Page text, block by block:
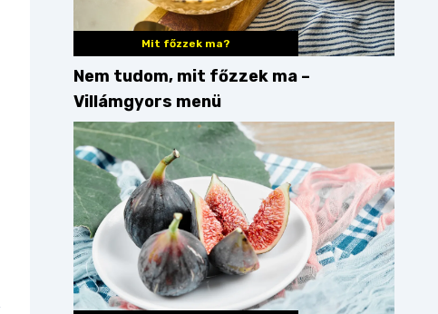
Mit főzzek ma?
Nem tudom, mit főzzek ma –
Villámgyors menü